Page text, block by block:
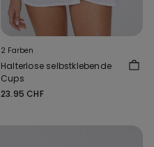
2 Farben
Halterlose selbstklebende
Cups
23.95 CHF